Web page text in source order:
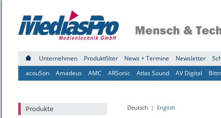
Unternehmen Produktfilter News + Termine Newsletter
acouSon
Amadeus AMC ARSonic Atlas Sound AV Digital
Produkte
Deutsch | English